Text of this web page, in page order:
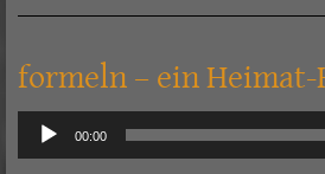
formeln – ein
Audio-
Player
00:00